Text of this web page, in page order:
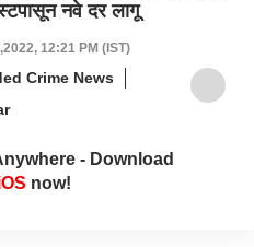
नवे दर लागू
12:21 PM (IST)
Crime News
- Download
now!